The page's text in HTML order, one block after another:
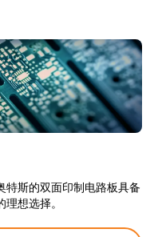
特斯的双面印制电路板具备
想选择。